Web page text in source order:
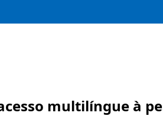
multilíngue à